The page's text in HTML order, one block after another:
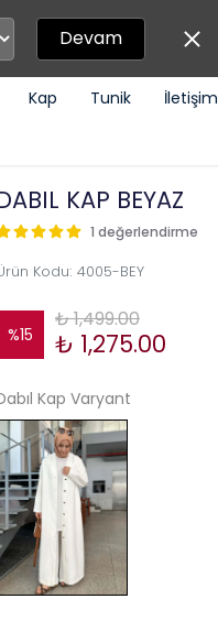
Devam
Kap Tunik İletişim
KAP BEYAZ
1 değerlendirme
Kodu: 4005-BEY
%15
₺ 1,499.00
₺ 1,275.00
Kap Varyant